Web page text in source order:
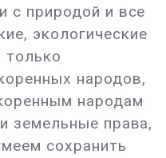
с природой и все
экологические
только
народов,
народам
земельные права,
сохранить